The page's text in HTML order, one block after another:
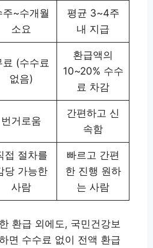
주~수개월
소요
평균 3~4주
내 지급
료 (수수료
없음)
환급액의
10~20% 수수
료 차감
번거로움
간편하고 신
속함
접 절차를
당 가능한
사람
빠르고 간편
한 진행 원하
는 사람
환급 외에도, 국민건강보
면 수수료 없이 전액 환급